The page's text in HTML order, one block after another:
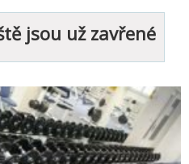
jsou už zavřené